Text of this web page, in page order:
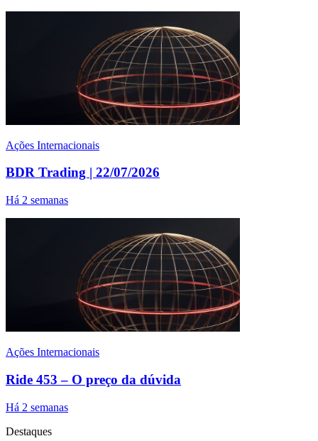
Ações Internacionais
BDR Trading | 22/07/2026
Há 2 semanas
Ações Internacionais
Ride 453 – O preço da dúvida
Há 2 semanas
Destaques